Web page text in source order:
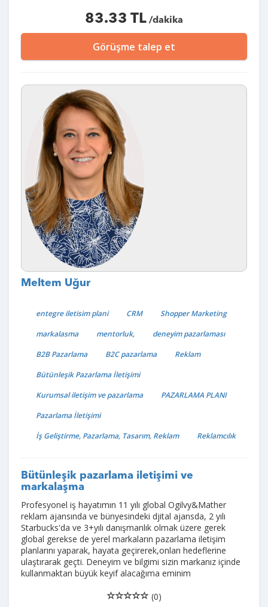
83.33 TL /dakika
Görüşme talep et
Meltem Uğur
entegre iletisim plani CRM
Shopper Marketing
markalasma
mentorluk,
deneyim pazarlaması
B2B Pazarlama
B2C pazarlama
Reklam
Bütünleşik Pazarlama İletişimi
Kurumsal iletişim ve pazarlama
PAZARLAMA PLANI
Pazarlama İletişimi
İş Geliştirme, Pazarlama, Tasarım, Reklam
Reklamcılık
Bütünleşik pazarlama iletişimi ve
markalaşma
Profesyonel iş hayatımın 11 yılı global Ogilvy&Mather
reklam ajansında ve bünyesindeki djital ajansda, 2 yılı
Starbucks'da ve 3+yılı danışmanlık olmak üzere gerek
global gerekse de yerel markaların pazarlama iletişim
planlarını yaparak, hayata geçirerek,onları hedeflerine
ulaştırarak geçti. Deneyim ve bilgimi sizin markanız içinde
kullanmaktan büyük keyif alacağıma eminim
(0)